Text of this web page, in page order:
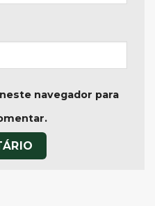
navegador para